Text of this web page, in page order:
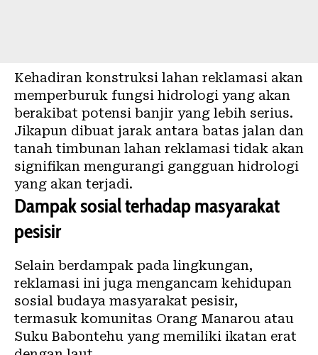
Kehadiran konstruksi lahan reklamasi akan
memperburuk fungsi hidrologi yang akan
berakibat potensi banjir yang lebih serius.
Jikapun dibuat jarak antara batas jalan dan
tanah timbunan lahan reklamasi tidak akan
signifikan mengurangi gangguan hidrologi
yang akan terjadi.
Dampak sosial terhadap masyarakat
pesisir
Selain berdampak pada lingkungan,
reklamasi ini juga mengancam kehidupan
sosial budaya masyarakat pesisir,
termasuk komunitas Orang Manarou atau
Suku Babontehu yang memiliki ikatan erat